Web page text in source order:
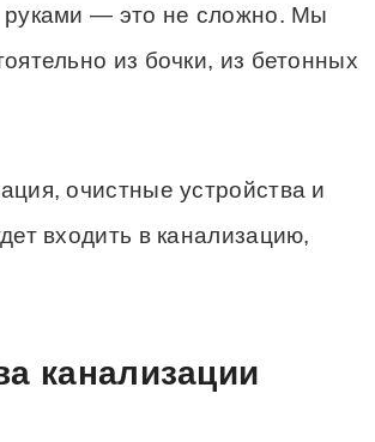
руками — это не сложно. Мы
из бочки, из бетонных
очистные устройства и
входить в канализацию,
канализации